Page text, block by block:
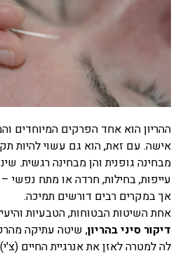
או
ההריון הוא אחד הפרקים המיוחדים
אישה. עם זאת, הוא גם עשוי להיות
מבחינה גופנית והן מבחינה רגשית.
עייפות, בחילות, חרדה או מתח נפשי
אך במקרים רבים דורשים תמיכה.
אחת השיטות הבטוחות, הטבעיות
דיקור סיני בהריון, שיטה עתיקה
לה למטרה לאזן את אנרגיית החיים